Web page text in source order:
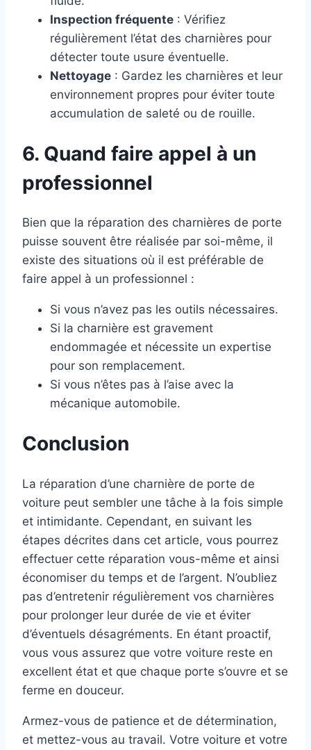
Inspection fréquente : Vérifiez
régulièrement l’état des charnières pour
détecter toute usure éventuelle.
Nettoyage : Gardez les charnières et leur
environnement propres pour éviter toute
accumulation de saleté ou de rouille.
6. Quand faire appel à un
professionnel
Bien que la réparation des charnières de porte
puisse souvent être réalisée par soi-même, il
existe des situations où il est préférable de
faire appel à un professionnel :
Si vous n’avez pas les outils nécessaires.
Si la charnière est gravement
endommagée et nécessite un expertise
pour son remplacement.
Si vous n’êtes pas à l’aise avec la
mécanique automobile.
Conclusion
La réparation d’une charnière de porte de
voiture peut sembler une tâche à la fois simple
et intimidante. Cependant, en suivant les
étapes décrites dans cet article, vous pourrez
effectuer cette réparation vous-même et ainsi
économiser du temps et de l’argent. N’oubliez
pas d’entretenir régulièrement vos charnières
pour prolonger leur durée de vie et éviter
d’éventuels désagréments. En étant proactif,
vous vous assurez que votre voiture reste en
excellent état et que chaque porte s’ouvre et se
ferme en douceur.
Armez-vous de patience et de détermination,
et mettez-vous au travail. Votre voiture et votre